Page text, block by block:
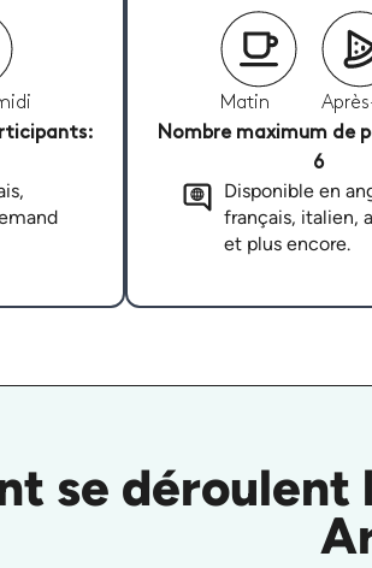
Matin
Nombre maximum de
6
Disponible en
français, italien,
et plus encore.
se déroulent